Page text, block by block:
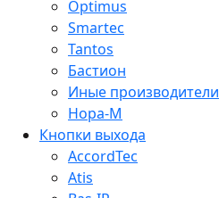
Optimus
Smartec
Tantos
Бастион
Иные производители
Нора-М
Кнопки выхода
AccordTec
Atis